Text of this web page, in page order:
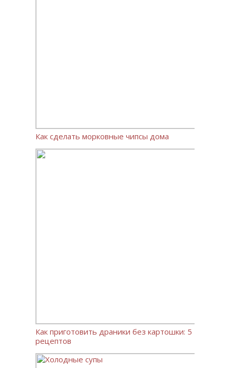
Как сделать морковные чипсы дома
Как приготовить драники без картошки: 5
рецептов